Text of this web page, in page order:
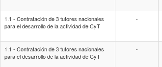
1.1 - Contratación de 3 tutores nacionales
para el desarrollo de la actividad de CyT
-
1.1 - Contratación de 3 tutores nacionales
para el desarrollo de la actividad de CyT
-